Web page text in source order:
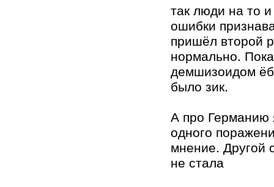
так люди на то
ошибки
пришёл второй
нормально.
демшизоидом
было зик.
А про Германию
одного
мнение. Другой
не стала